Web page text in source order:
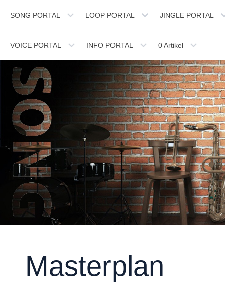
SONG PORTAL LOOP PORTAL JINGLE PORTAL
VOICE PORTAL INFO PORTAL 0Artikel
Masterplan